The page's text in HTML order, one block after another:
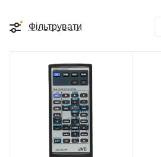
Фільтрувати